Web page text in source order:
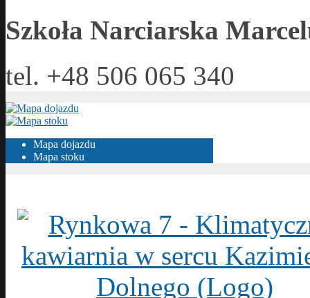
Szkoła Narciarska
tel. +48 506 065 340
Mapa dojazdu
Mapa stoku